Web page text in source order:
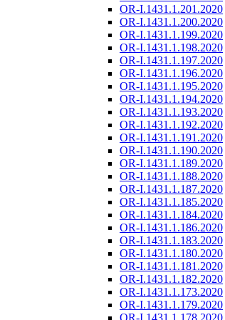
OR-I.1431.1.201.2020
OR-I.1431.1.200.2020
OR-I.1431.1.199.2020
OR-I.1431.1.198.2020
OR-I.1431.1.197.2020
OR-I.1431.1.196.2020
OR-I.1431.1.195.2020
OR-I.1431.1.194.2020
OR-I.1431.1.193.2020
OR-I.1431.1.192.2020
OR-I.1431.1.191.2020
OR-I.1431.1.190.2020
OR-I.1431.1.189.2020
OR-I.1431.1.188.2020
OR-I.1431.1.187.2020
OR-I.1431.1.185.2020
OR-I.1431.1.184.2020
OR-I.1431.1.186.2020
OR-I.1431.1.183.2020
OR-I.1431.1.180.2020
OR-I.1431.1.181.2020
OR-I.1431.1.182.2020
OR-I.1431.1.173.2020
OR-I.1431.1.179.2020
OR-I.1431.1.178.2020